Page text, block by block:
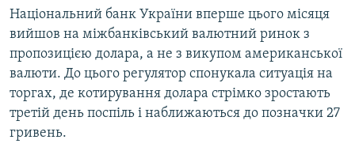
ДОЛУЧАЙСЯ!
Національний банк України вперше цього місяця
вийшов на міжбанківський валютний ринок з
пропозицією долара, а не з викупом американської
валюти. До цього регулятор спонукала ситуація на
торгах, де котирування долара стрімко зростають
третій день поспіль і наближаються до позначки 27
гривень.